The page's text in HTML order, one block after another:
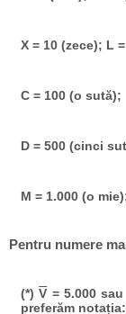
X = 10 (zece); L
C = 100 (o sută);
D = 500 (cinci
M = 1.000 (o
Pentru numere
(*)V = 5.000
preferăm